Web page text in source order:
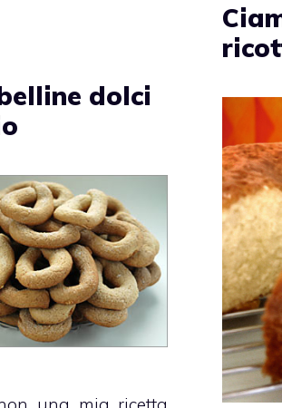
dolci